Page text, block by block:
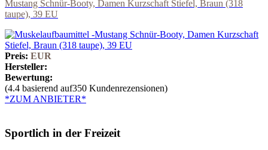
Mustang Schnür-Booty, Damen Kurzschaft Stiefel, Braun (318
taupe), 39 EU
Preis: EUR
Hersteller:
Bewertung:
(4.4 basierend auf350 Kundenrezensionen)
*ZUM ANBIETER*
Sportlich in der Freizeit